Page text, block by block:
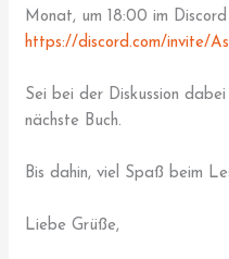
Monat, um 18:00 im
https://discord.com/invite/
Sei bei der Diskussion
nächste Buch.
Bis dahin, viel Spaß beim
Liebe Grüße,